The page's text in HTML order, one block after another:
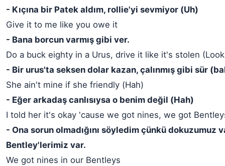
- Kıçına bir Patek aldım, rollie'yi sevmiyor (Uh)
Give it to me like you owe it
- Bana borcun varmış gibi ver.
Do a buck eighty in a Urus, drive it like it's stolen
- Bir urus'ta seksen dolar kazan, çalınmış gibi sür
She ain't mine if she friendly (Hah)
- Eğer arkadaş canlısıysa o benim değil (Hah)
I told her it's okay 'cause we got nines, we got
- Ona sorun olmadığını söyledim çünkü dokuzumuz
Bentley'lerimiz var.
We got nines in our Bentleys